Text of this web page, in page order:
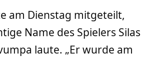
am Dienstag mitgeteilt,
Name des Spielers Silas
laute. „Er wurde am